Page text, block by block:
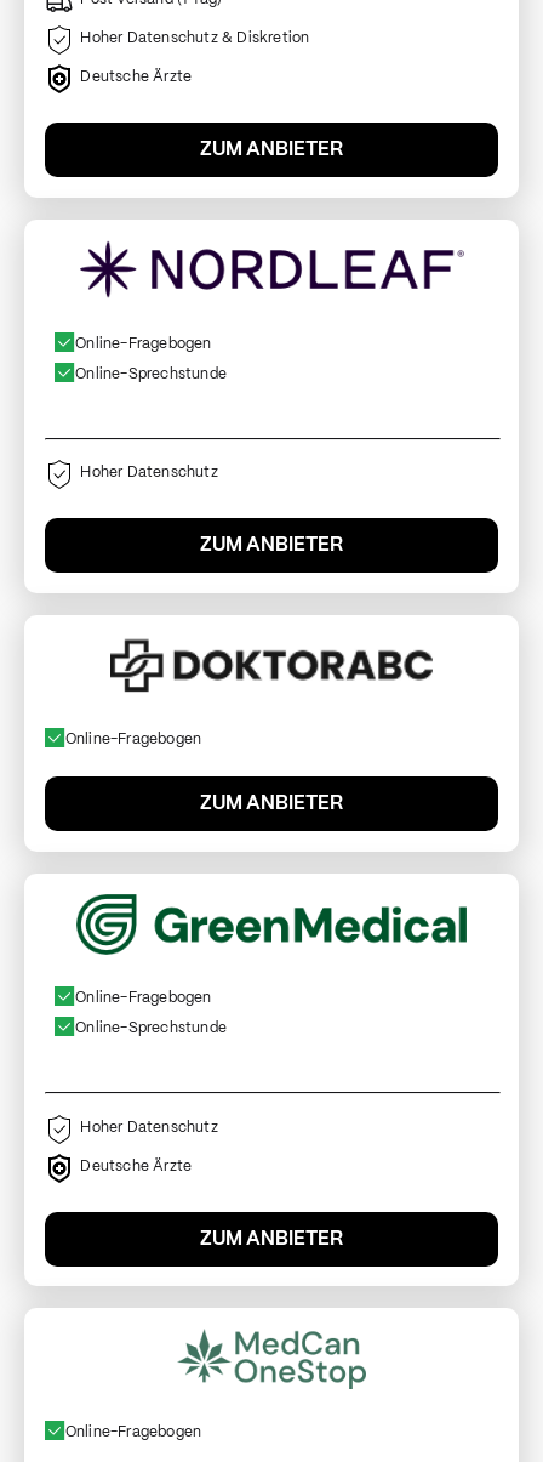
Hoher Datenschutz & Diskretion
Deutsche Ärzte
ZUM ANBIETER
Online-Fragebogen
Online-Sprechstunde
Hoher Datenschutz
ZUM ANBIETER
Online-Fragebogen
ZUM ANBIETER
Online-Fragebogen
Online-Sprechstunde
Hoher Datenschutz
Deutsche Ärzte
ZUM ANBIETER
Online-Fragebogen